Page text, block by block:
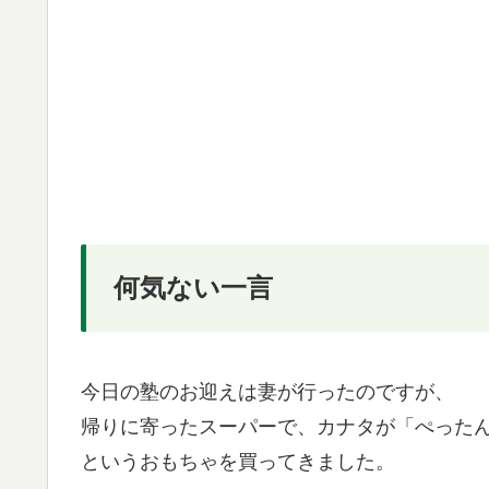
何気ない一言
今日の塾のお迎えは妻が行ったのですが、
帰りに寄ったスーパーで、カナタが「ぺった
というおもちゃを買ってきました。